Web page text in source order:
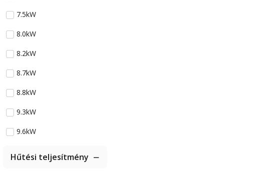
7.5kW
8.0kW
8.2kW
8.7kW
8.8kW
9.3kW
9.6kW
Hűtési teljesítmény